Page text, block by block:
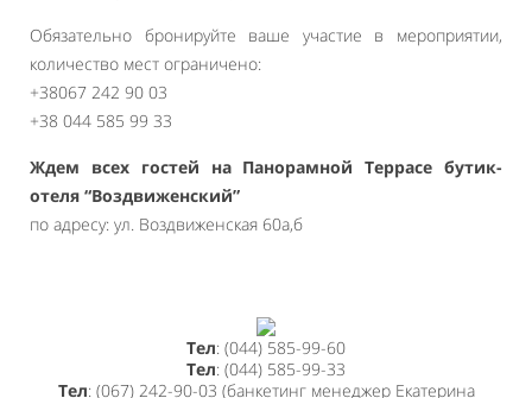
Обязательно бронируйте ваше участие в мероприятии,
количество мест ограничено:
+38067 242 90 03
+38 044 585 99 33
Ждем всех гостей на Панорамной Террасе бутик-
отеля “Воздвиженский”
по адресу: ул. Воздвиженская 60а,б
Тел: (044) 585-99-60
Тел: (044) 585-99-33
Тел: (067) 242-90-03 (банкетинг менеджер Екатерина